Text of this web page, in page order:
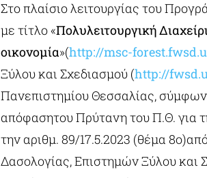
Στο πλαίσιο λειτουργίας του
με τίτλο «Πολυλειτουργική
οικονομία»(http://msc-
Ξύλου και Σχεδιασμού (http://
Πανεπιστημίου Θεσσαλίας,
απόφασητου Πρύτανη του Π.Θ. για
την αριθμ. 89/17.5.2023 (θέμα
Δασολογίας, Επιστημών Ξύλου και